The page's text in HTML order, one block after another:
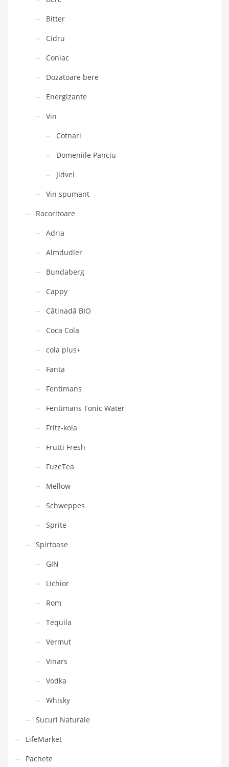
Bitter
Cidru
Coniac
Dozatoare bere
Energizante
Vin
Cotnari
Domeniile Panciu
Jidvei
Vin spumant
Racoritoare
Adria
Almdudler
Bundaberg
Cappy
Cătinadă BIO
Coca Cola
cola plus+
Fanta
Fentimans
Fentimans Tonic Water
Fritz-kola
Frutti Fresh
FuzeTea
Mellow
Schweppes
Sprite
Spirtoase
GIN
Lichior
Rom
Tequila
Vermut
Vinars
Vodka
Whisky
Sucuri Naturale
LifeMarket
Pachete